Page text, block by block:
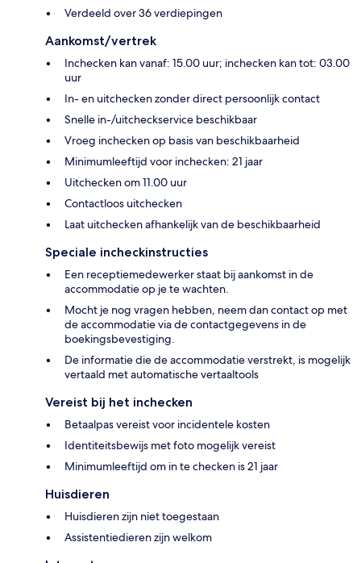
Verdeeld over 36 verdiepingen
Aankomst/vertrek
Inchecken kan vanaf: 15.00 uur; inchecken kan tot: 03.00
uur
In- en uitchecken zonder direct persoonlijk contact
Snelle in-/uitcheckservice beschikbaar
Vroeg inchecken op basis van beschikbaarheid
Minimumleeftijd voor inchecken: 21 jaar
Uitchecken om 11.00 uur
Contactloos uitchecken
Laat uitchecken afhankelijk van de beschikbaarheid
Speciale incheckinstructies
Een receptiemedewerker staat bij aankomst in de
accommodatie op je te wachten.
Mocht je nog vragen hebben, neem dan contact op met
de accommodatie via de contactgegevens in de
boekingsbevestiging.
De informatie die de accommodatie verstrekt, is mogelijk
vertaald met automatische vertaaltools
Vereist bij het inchecken
Betaalpas vereist voor incidentele kosten
Identiteitsbewijs met foto mogelijk vereist
Minimumleeftijd om in te checken is 21 jaar
Huisdieren
Huisdieren zijn niet toegestaan
Assistentiedieren zijn welkom